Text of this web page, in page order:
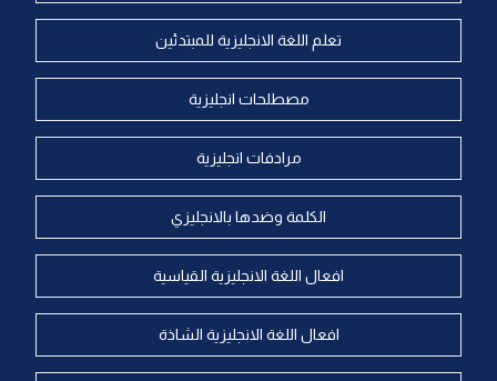
تعلم اللغة الانجليزية للمبتدئين
مصطلحات انجليزية
مرادفات انجليزية
الكلمة وضدها بالانجليزي
افعال اللغة الانجليزية القياسية
افعال اللغة الانجليزية الشاذة